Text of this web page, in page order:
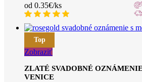
od 0.35€/ks
Top
Zobraziť
ZLATÉ SVADOBNÉ
VENICE